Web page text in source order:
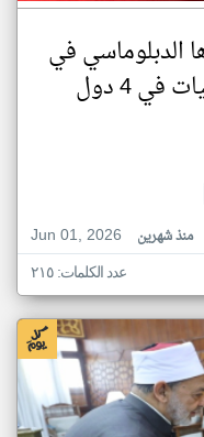
الدبلوماسي في
إفريقيا بافتتاح ممثليات في 4 دول
Jun 01, 2026
منذ شهرين
عدد الكلمات: ٢١٥